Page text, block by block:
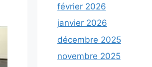
février 2026
janvier 2026
décembre 2025
novembre 2025